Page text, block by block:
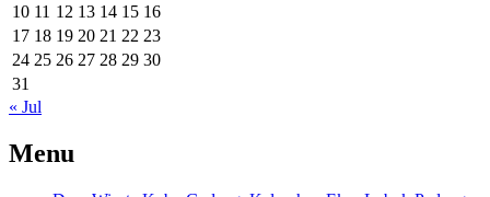
10 11 12 13 14 15 16
17 18 19 20 21 22 23
24 25 26 27 28 29 30
31
« Jul
Menu